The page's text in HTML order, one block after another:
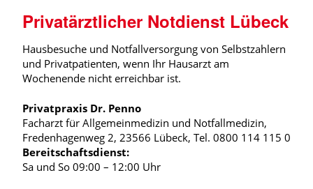
Privatärztlicher Notdienst Lübeck
Hausbesuche und Notfallversorgung von Selbstzahlern
und Privatpatienten, wenn Ihr Hausarzt am
Wochenende nicht erreichbar ist.
Privatpraxis Dr. Penno
Facharzt für Allgemeinmedizin und Notfallmedizin,
Fredenhagenweg 2, 23566 Lübeck, Tel. 0800 114 115 0
Bereitschaftsdienst:
Sa und So 09:00 – 12:00 Uhr